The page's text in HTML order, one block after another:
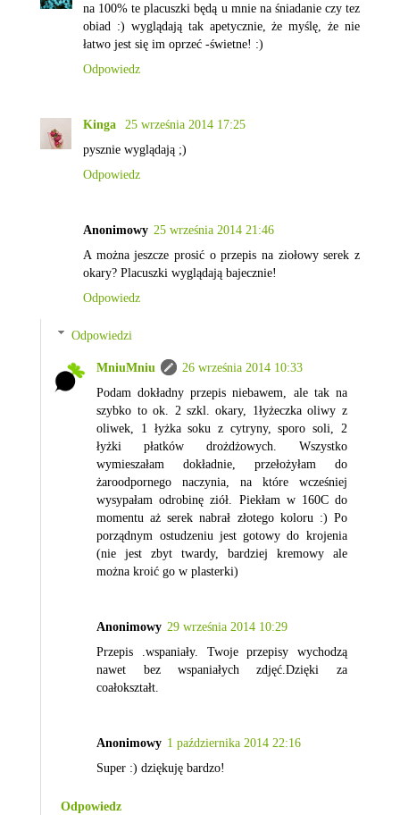
na 100% te placuszki będą u mnie na śniadanie czy tez
obiad :) wyglądają tak apetycznie, że myślę, że nie
łatwo jest się im oprzeć -świetne! :)
Odpowiedz
Kinga
25 września 2014 17:25
pysznie wyglądają ;)
Odpowiedz
Anonimowy 25 września 2014 21:46
A można jeszcze prosić o przepis na ziołowy serek z
okary? Placuszki wyglądają bajecznie!
Odpowiedz
Odpowiedzi
MniuMniu
26 września 2014 10:33
Podam dokładny przepis niebawem, ale tak na
szybko to ok. 2 szkl. okary, 1łyżeczka oliwy z
oliwek, 1 łyżka soku z cytryny, sporo soli, 2
łyżki płatków drożdżowych. Wszystko
wymieszałam dokładnie, przełożyłam do
żaroodpornego naczynia, na które wcześniej
wysypałam odrobinę ziół. Piekłam w 160C do
momentu aż serek nabrał złotego koloru :) Po
porządnym ostudzeniu jest gotowy do krojenia
(nie jest zbyt twardy, bardziej kremowy ale
można kroić go w plasterki)
Anonimowy 29 września 2014 10:29
Przepis .wspaniały. Twoje przepisy wychodzą
nawet bez wspaniałych zdjęć.Dzięki za
coałokształt.
Anonimowy 1 października 2014 22:16
Super :) dziękuję bardzo!
Odpowiedz